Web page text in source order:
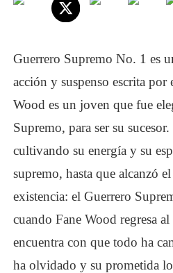
Guerrero Supremo No. 1 es
acción y suspenso escrita
Wood es un joven que fue
Supremo, para ser su
cultivando su energía y su
supremo, hasta que alcanzó
existencia: el Guerrero
cuando Fane Wood regresa
encuentra con que todo ha
ha olvidado y su prometida